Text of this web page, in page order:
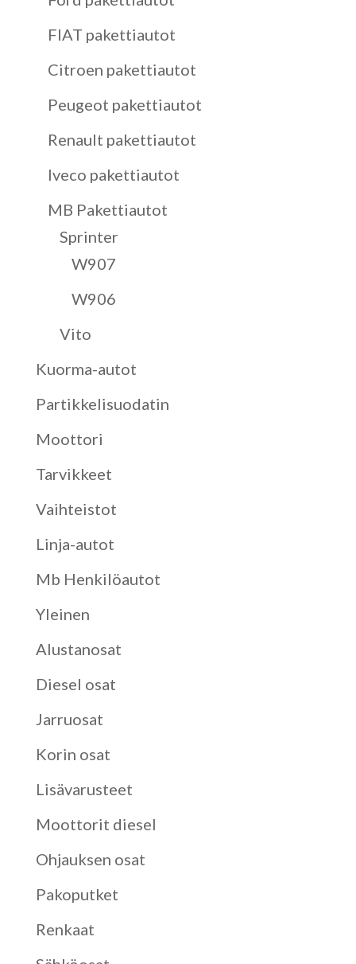
FIAT pakettiautot
Citroen pakettiautot
Peugeot pakettiautot
Renault pakettiautot
Iveco pakettiautot
MB Pakettiautot
Sprinter
W907
W906
Vito
Kuorma-autot
Partikkelisuodatin
Moottori
Tarvikkeet
Vaihteistot
Linja-autot
Mb Henkilöautot
Yleinen
Alustanosat
Diesel osat
Jarruosat
Korin osat
Lisävarusteet
Moottorit diesel
Ohjauksen osat
Pakoputket
Renkaat